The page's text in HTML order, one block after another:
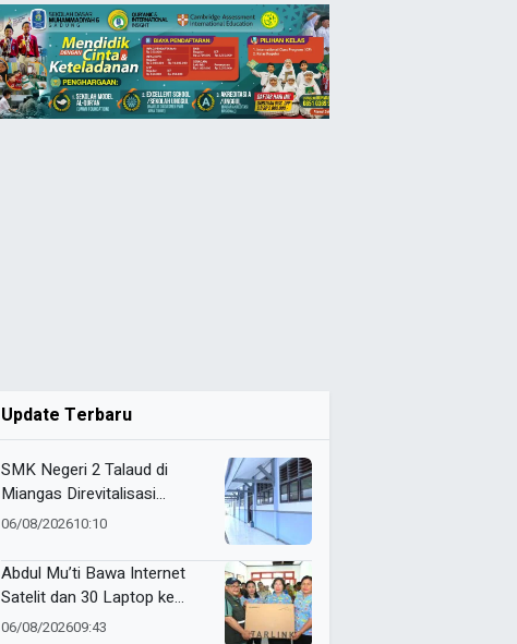
Update Terbaru
SMK Negeri 2 Talaud di
Miangas Direvitalisasi
Setelah 21 Tahun, Pendidikan
06/08/202610:10
Abdul Mu’ti Bawa Internet
Satelit dan 30 Laptop ke
Miangas, Pendidikan di Ujung
06/08/202609:43